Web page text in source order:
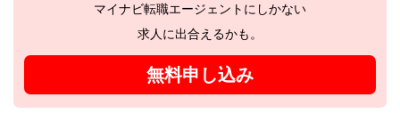
マイナビ転職エージェントにしかない
求人に出合えるかも。
無料申し込み